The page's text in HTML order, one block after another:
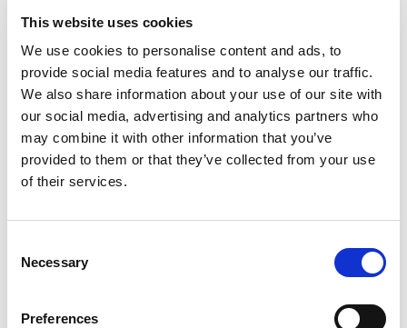
This website uses cookies
We use cookies to personalise content and ads, to
provide social media features and to analyse our traffic.
We also share information about your use of our site with
our social media, advertising and analytics partners who
may combine it with other information that you’ve
provided to them or that they’ve collected from your use
of their services.
Selection
Necessary
Preferences
Hauttyp haben Sie?” oder “Wie groß ist Ihr
Wohnzimmer?”) kann die Automatisierung das
perfekte Produktpaket empfehlen. Dies bringt
den Benutzer in einer einzigen Chat-Sitzung
von der Aufmerksamkeitsphase zur